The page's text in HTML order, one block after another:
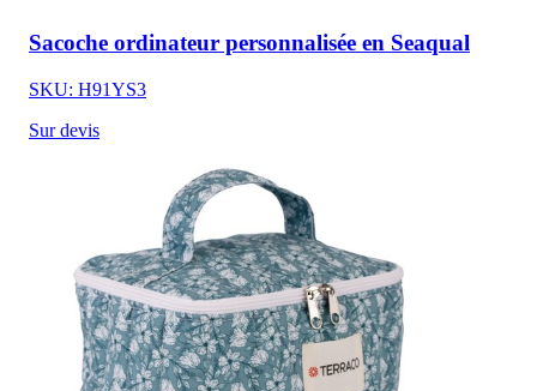
Sacoche ordinateur personnalisée en Seaqual
SKU: H91YS3
Sur devis